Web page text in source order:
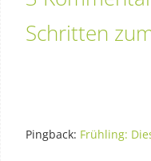
Schritten
Pingback: Frühling: